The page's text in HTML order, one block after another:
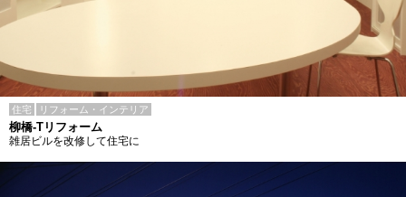
住宅 リフォーム・インテリア
柳橋-Tリフォーム
雑居ビルを改修して住宅に